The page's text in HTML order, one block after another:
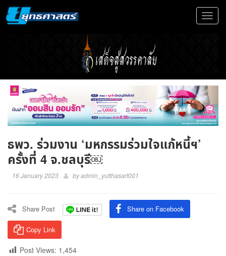
Toggle
ธพว. ร่วมงาน ‘มหกรรมร่วมใจแก้หนี้ฯ’
ครั้งที่ 4 จ.ชลบุรี￼
16 January 2023 byadmin_yutthasart001
Share Post Share on Facebook
Copy Link
Post Views: 1,454